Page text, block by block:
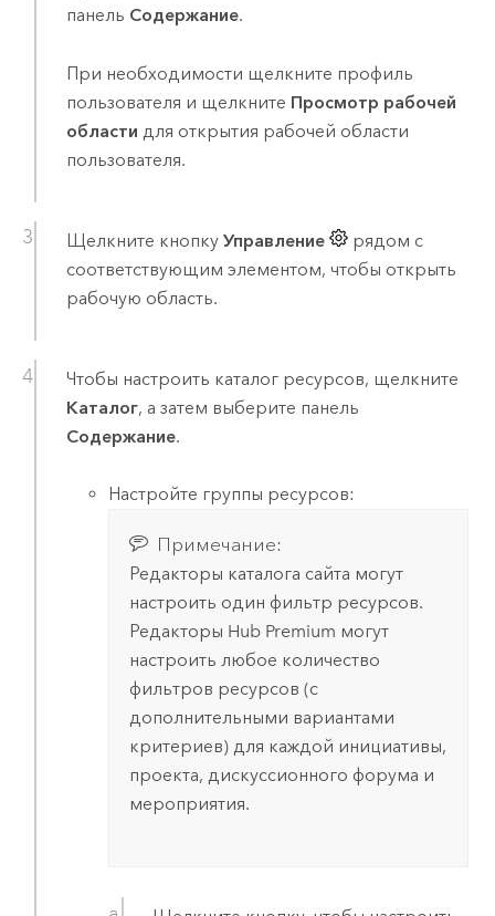
панель Содержание.
При необходимости щелкните профиль
пользователя и щелкните Просмотр рабочей
области для открытия рабочей области
пользователя.
Щелкните кнопку Управление
рядом с
соответствующим элементом, чтобы открыть
рабочую область.
Чтобы настроить каталог ресурсов, щелкните
Каталог, а затем выберите панель
Содержание.
Настройте группы ресурсов:
Примечание:
Редакторы каталога сайта могут
настроить один фильтр ресурсов.
Редакторы Hub Premium могут
настроить любое количество
фильтров ресурсов (с
дополнительными вариантами
критериев) для каждой инициативы,
проекта, дискуссионного форума и
мероприятия.